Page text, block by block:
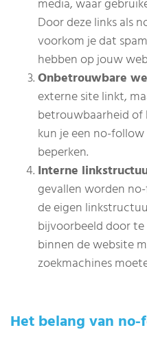
media, waar
Door deze links als
voorkom je dat
hebben op jouw
Onbetrouwbare
externe site linkt,
betrouwbaarheid
kun je een no-
beperken.
Interne
gevallen worden
de eigen
bijvoorbeeld door te
binnen de website
zoekmachines
Het belang van